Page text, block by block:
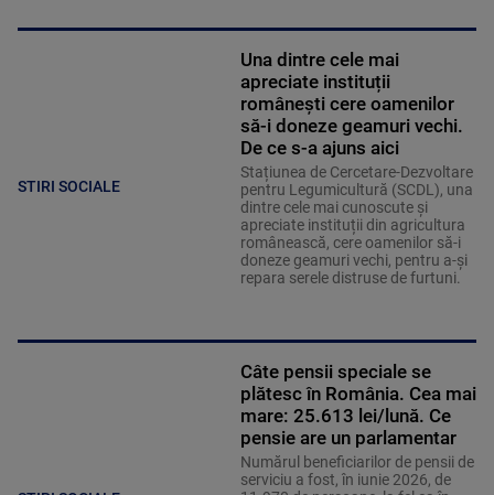
STIRI SOCIALE
Una dintre cele mai
apreciate instituții
românești cere oamenilor
să-i doneze geamuri vechi.
De ce s-a ajuns aici
Stațiunea de Cercetare-Dezvoltare
pentru Legumicultură (SCDL), una
dintre cele mai cunoscute și
apreciate instituții din agricultura
românească, cere oamenilor să-i
doneze geamuri vechi, pentru a-și
repara serele distruse de furtuni.
Câte pensii speciale se
plătesc în România. Cea mai
mare: 25.613 lei/lună. Ce
pensie are un parlamentar
Numărul beneficiarilor de pensii de
serviciu a fost, în iunie 2026, de